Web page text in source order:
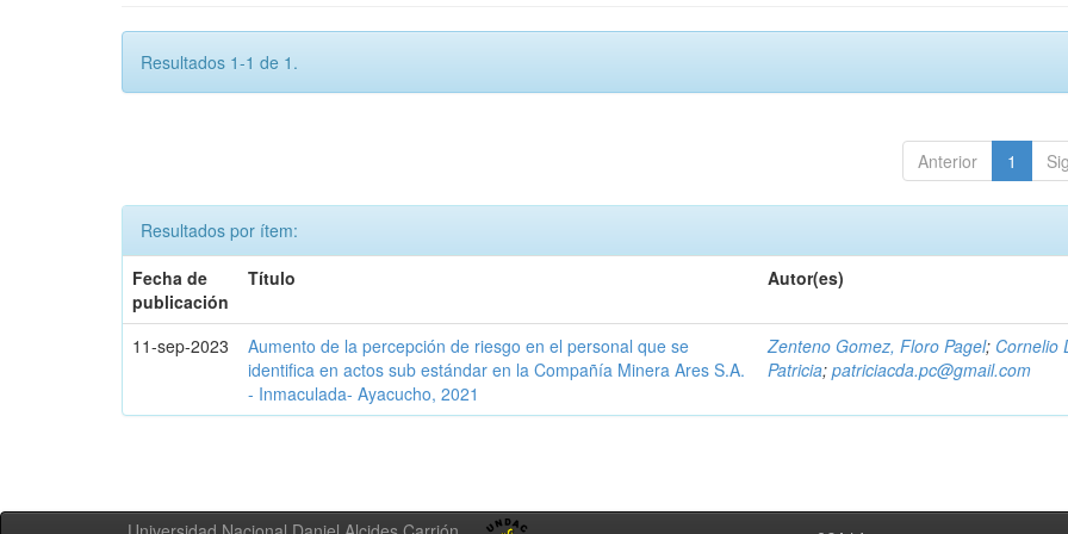
Resultados 1-1 de 1.
Anterior 1
Resultados por ítem:
Fecha de
publicación
Título Autor(es)
11-sep-2023
Aumento de la percepción de riesgo en el personal que se
identifica en actos sub estándar en la Compañía Minera Ares S.A.
- Inmaculada- Ayacucho, 2021
Zenteno Gomez, Floro Pagel; Cornelio
Patricia;patriciacda.pc@gmail.com